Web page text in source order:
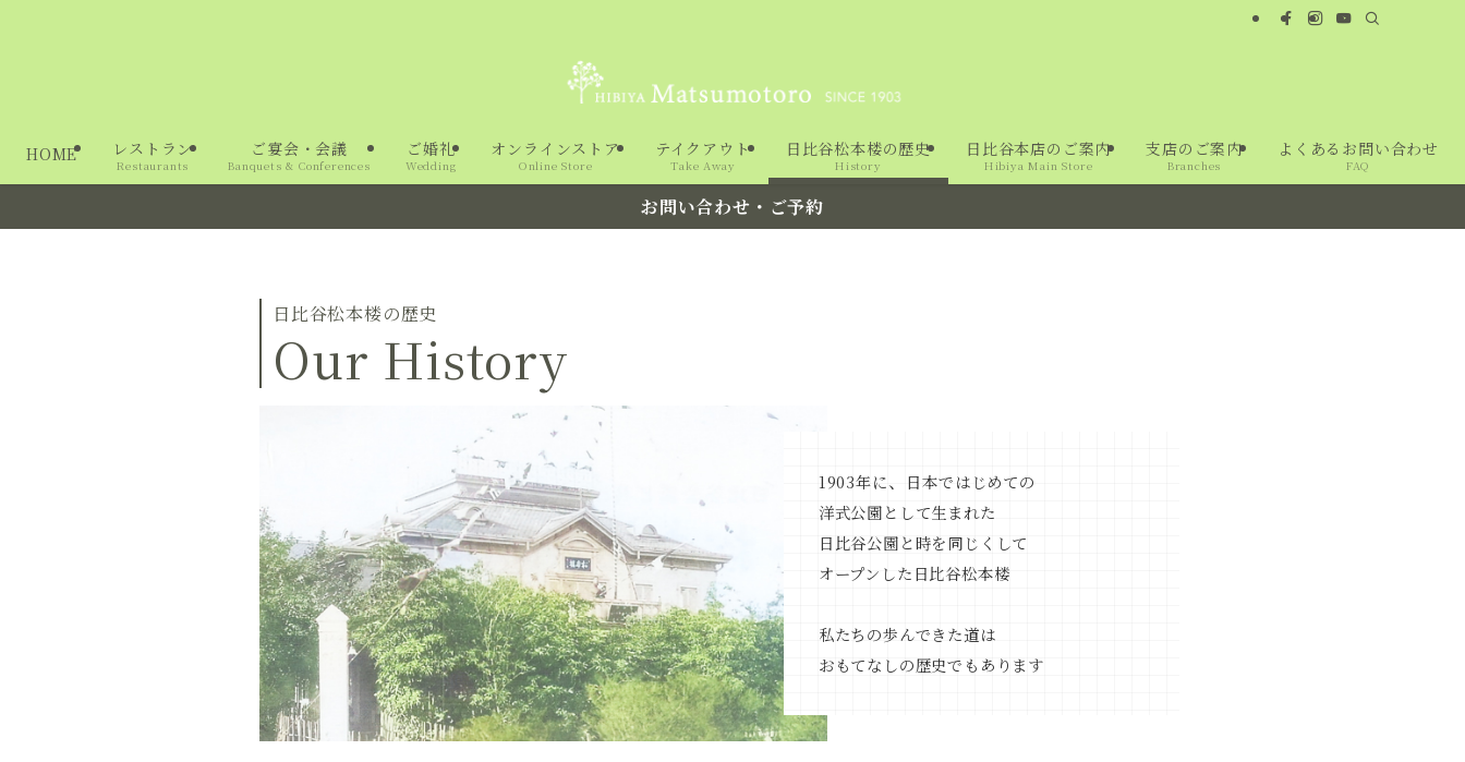
HOME レストラン
Restaurants
ご宴会・会議
Banquets & Conferences
ご婚礼
Wedding
オンラインストア
Online Store
テイクアウト
Take Away
日比谷松本楼の歴史
History
日比谷本店のご案内
Hibiya Main Store
支店のご案内
Branches
よくあるお問い合わせ
FAQ
お問い合わせ・ご予約
日比谷松本楼の歴史
Our History
1903年に、
日本ではじめての
洋式公園として生まれた
日比谷公園と時を同じくして
オープンした日比谷松本楼
私たちの歩んできた道は
おもてなしの歴史でもあります